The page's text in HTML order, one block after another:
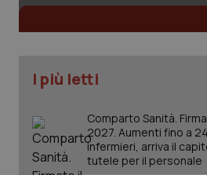
I più letti
Comparto Sanità.
2027. Aumenti fino a
infermieri, arriva il
tutele per il personale